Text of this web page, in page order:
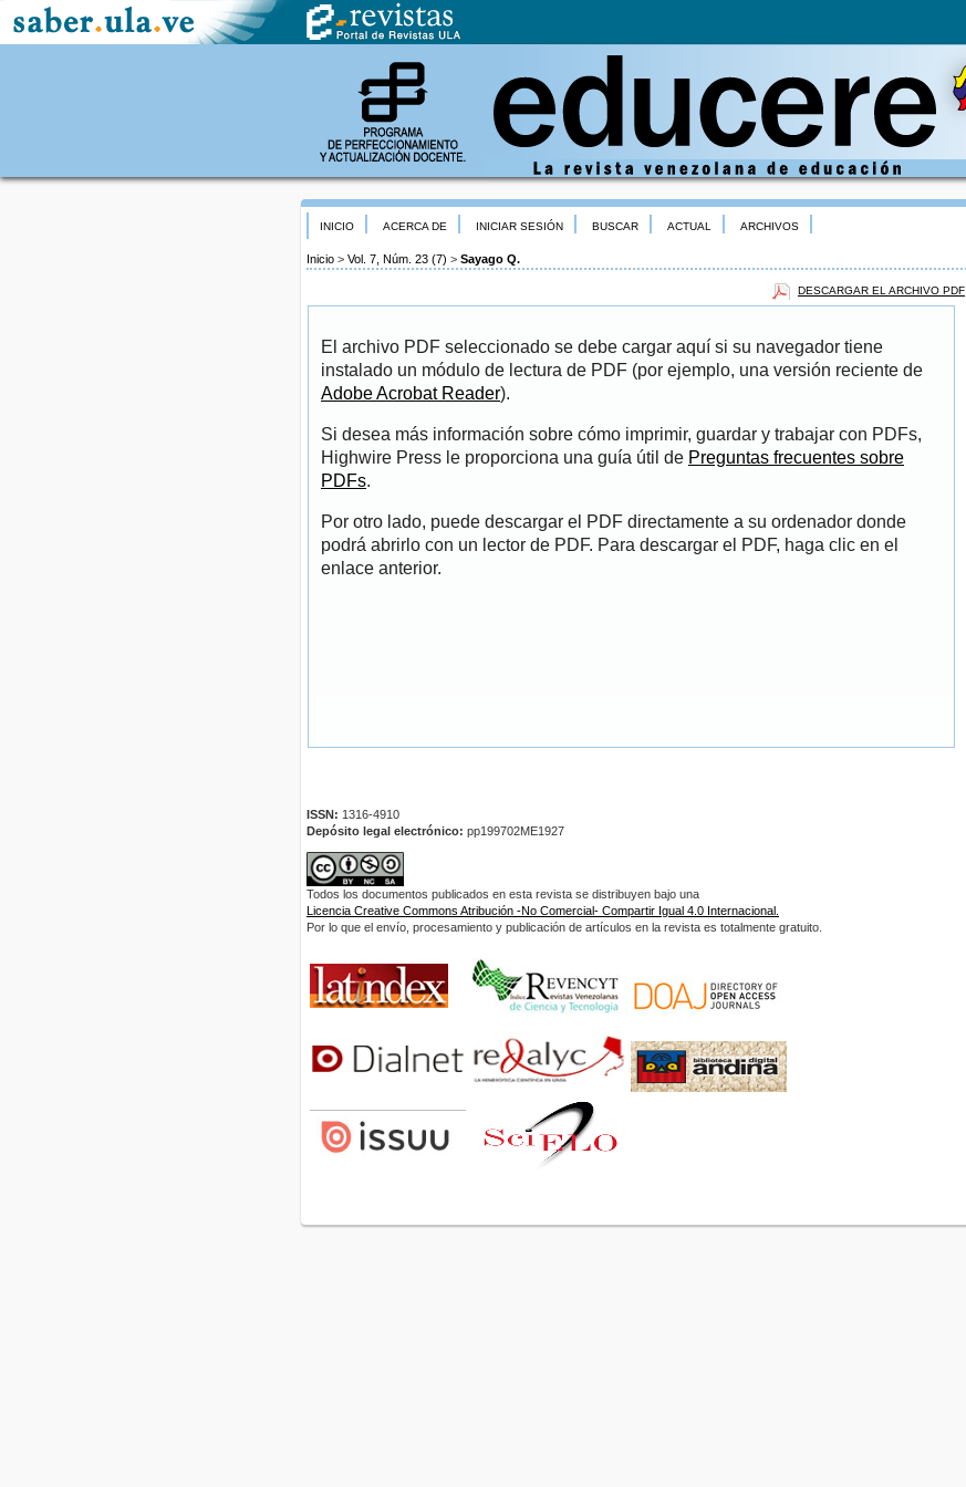
INICIO ACERCA DE INICIAR SESIÓN BUSCAR ACTUAL ARCHIVOS
Inicio > Vol. 7, Núm. 23 (7) > Sayago Q.
DESCARGAR EL ARCHIVO PDF
El archivo PDF seleccionado se debe cargar aquí si su navegador tiene
instalado un módulo de lectura de PDF (por ejemplo, una versión reciente de
Adobe Acrobat Reader).
Si desea más información sobre cómo imprimir, guardar y trabajar con PDFs,
Highwire Press le proporciona una guía útil de Preguntas frecuentes sobre
PDFs.
Por otro lado, puede descargar el PDF directamente a su ordenador donde
podrá abrirlo con un lector de PDF. Para descargar el PDF, haga clic en el
enlace anterior.
ISSN: 1316-4910
Depósito legal electrónico: pp199702ME1927
Todos los documentos publicados en esta revista se distribuyen bajo una
Licencia Creative Commons Atribución -No Comercial- Compartir Igual 4.0 Internacional.
Por lo que el envío, procesamiento y publicación de artículos en la revista es totalmente gratuito.